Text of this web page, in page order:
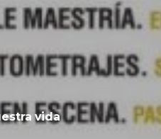
vida